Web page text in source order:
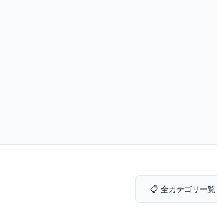
📋 全カテゴリ一覧